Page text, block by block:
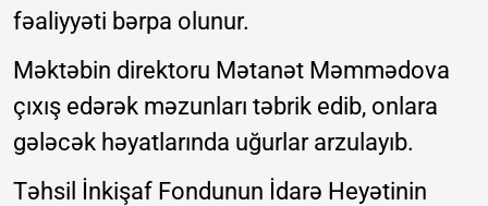
fəaliyyəti bərpa olunur.
Məktəbin direktoru Mətanət Məmmədova
çıxış edərək məzunları təbrik edib, onlara
gələcək həyatlarında uğurlar arzulayıb.
Təhsil İnkişaf Fondunun İdarə Heyətinin